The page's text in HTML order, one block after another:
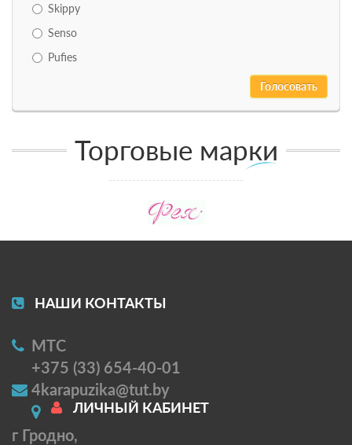
Skippy
Senso
Pufies
Торговые марки
НАШИ КОНТАКТЫ
МТС
+375 (33) 654-40-01
4karapuzika@tut.by
г Гродно,
ЛИЧНЫЙ КАБИНЕТ